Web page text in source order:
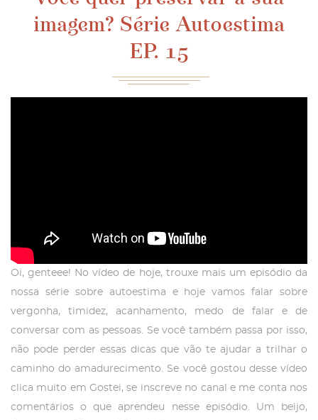
imagem? Série Autoestima
EP. 15
Oi, genteee! No vídeo de hoje, trouxe mais um episódio da
nossa série sobre autoestima e hoje vamos falar sobre
vergonha, timidez, acanhamento, medo de falar e de
conversar com as pessoas. Se você também passa por isso,
não pode perder essas dicas que vão te ajudar a trilhar o
caminho do amadurecimento. Se você gostou desse vídeo
clica muito em Gostei, se inscreve no canal e me conta nos
comentários o que aprendeu nesse episódio. Um beijo,